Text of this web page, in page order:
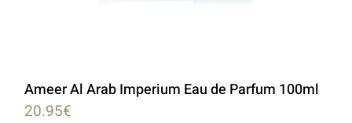
Ameer Al Arab Imperium Eau de Parfum 100ml
20.95€